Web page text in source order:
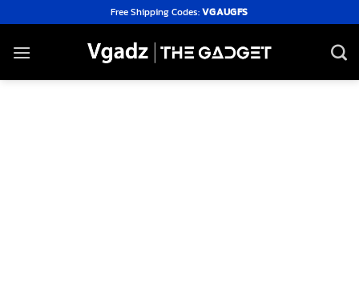
to
content
Free Shipping Codes:VGAUGFS